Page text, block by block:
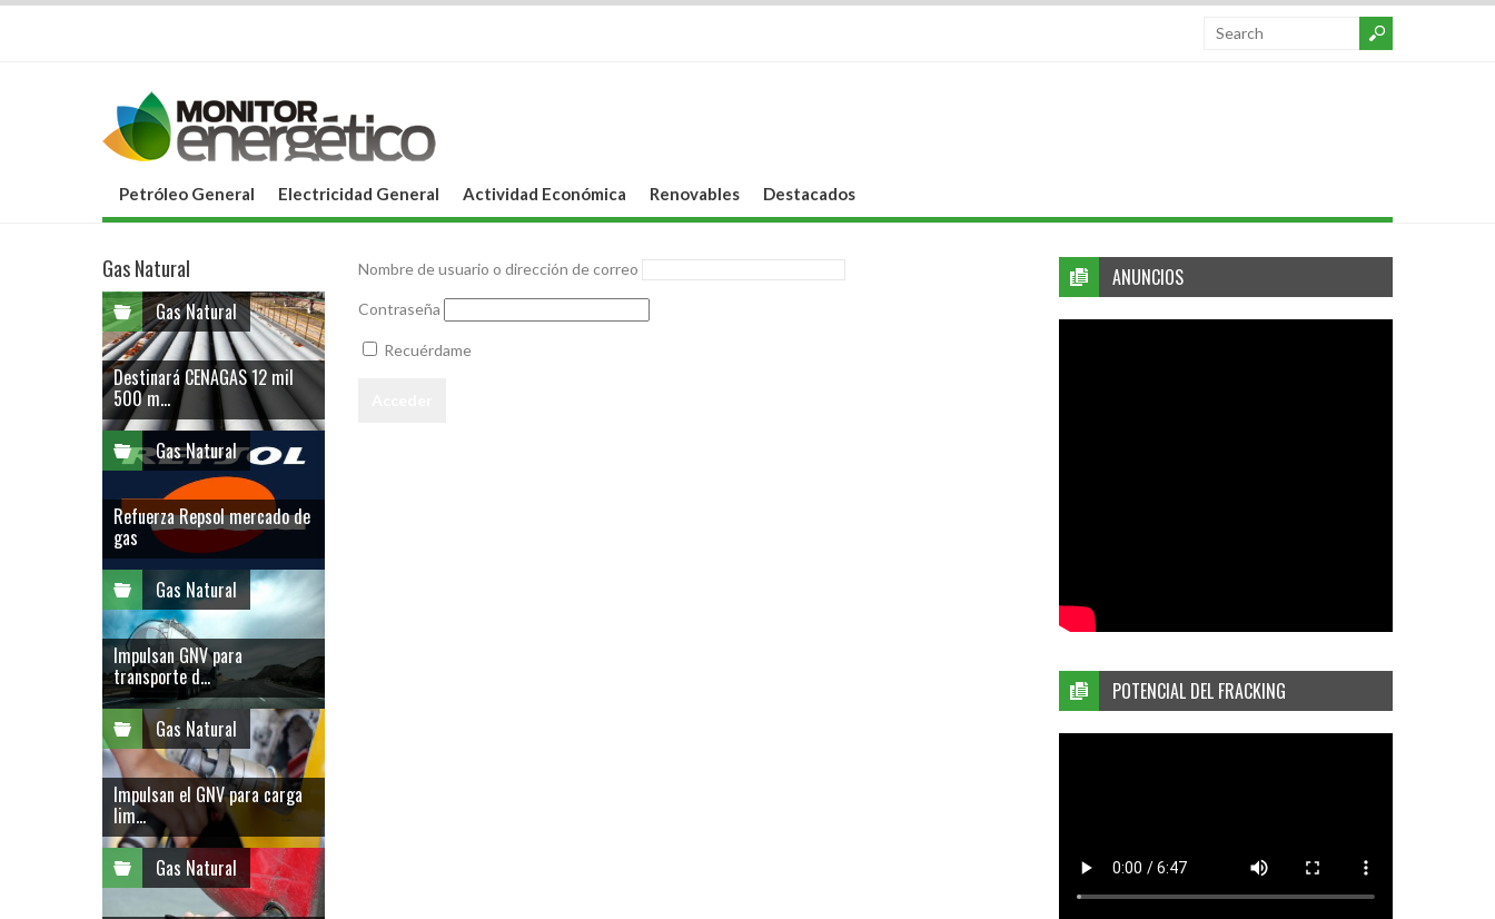
Petróleo General Electricidad General Actividad Económica Renovables Destacados
Nombre de usuario o dirección de correo
Contraseña
Recuérdame
ANUNCIOS
POTENCIAL DEL FRACKING
Gas Natural
Gas Natural
Destinará CENAGAS 12 mil
500 m...
Gas Natural
Refuerza Repsol mercado de
gas
Gas Natural
Impulsan GNV para
transporte d...
Gas Natural
Impulsan el GNV para carga
lim...
Gas Natural